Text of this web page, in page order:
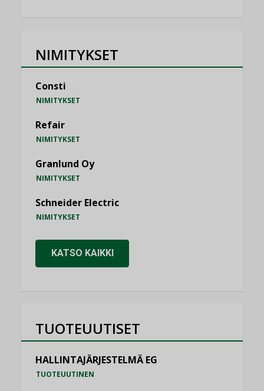
NIMITYKSET
Consti
NIMITYKSET
Refair
NIMITYKSET
Granlund Oy
NIMITYKSET
Schneider Electric
NIMITYKSET
KATSO KAIKKI
TUOTEUUTISET
HALLINTAJÄRJESTELMÄ EG
TUOTEUUTINEN